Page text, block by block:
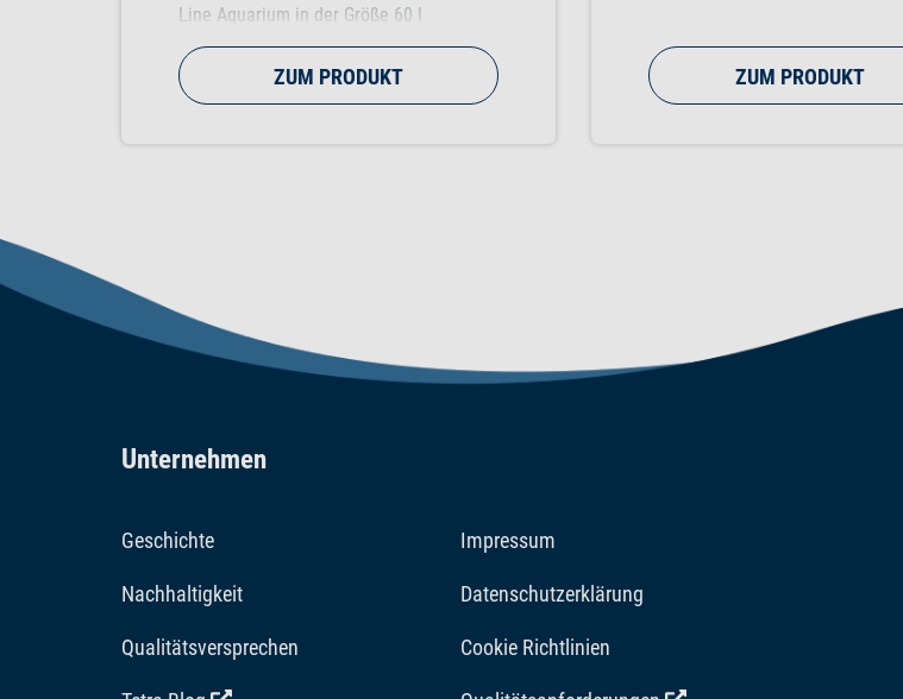
Line Aquarium in der Größe 60 l
entwickelt wurde.
ZUM PRODUKT
sodass die Beleuchtung
alle Aquarienarten angepasst
ZUM PRODUKT
Unternehmen
Geschichte Impressum
Nachhaltigkeit Datenschutzerklärung
Qualitätsversprechen Cookie Richtlinien